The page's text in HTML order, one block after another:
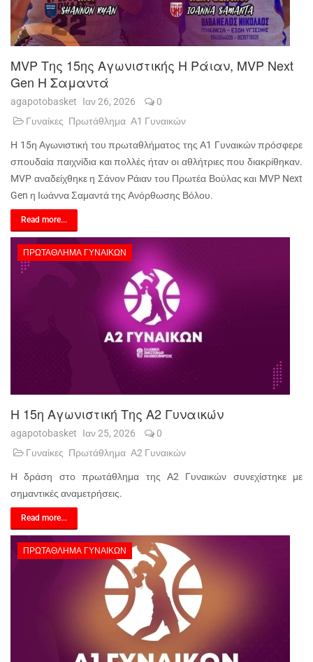
MVP Της 15ης Αγωνιστικής Η Ράιαν, MVP Next
Gen Η Σαμαντά
agapotobasket Ιαν 26, 2026
0
Γυναίκες Πρωτάθλημα Α1 Γυναικών
Η 15η Αγωνιστική του πρωταθλήματος της Α1 Γυναικών πρόσφερε
σπουδαία παιχνίδια και πολλές ήταν οι αθλήτριες που διακρίθηκαν.
MVP αναδείχθηκε η Σάνον Ράιαν του Πρωτέα Βούλας και MVP Next
Gen η Ιωάννα Σαμαντά της Ανόρθωσης Βόλου.
Read more...
ΠΡΩΤΆΘΛΗΜΑ ΓΥΝΑΙΚΏΝ
Η 15η Αγωνιστική Της Α2 Γυναικών
agapotobasket Ιαν 25, 2026
0
Γυναίκες Πρωτάθλημα Α2 Γυναικών
Η δράση στο πρωτάθλημα της Α2 Γυναικών συνεχίστηκε με
σημαντικές αναμετρήσεις.
Read more...
ΠΡΩΤΆΘΛΗΜΑ ΓΥΝΑΙΚΏΝ